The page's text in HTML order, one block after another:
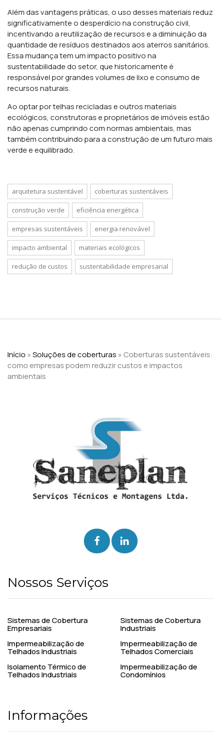
Além das vantagens práticas, o uso desses materiais reduz
significativamente o desperdício na construção civil,
incentivando a reutilização de recursos e a diminuição da
quantidade de resíduos destinados aos aterros sanitários.
Essa mudança tem um impacto positivo na
sustentabilidade do setor, que historicamente é
responsável por grandes volumes de lixo e consumo de
recursos naturais.
Ao optar por telhas recicladas e outros materiais
ecológicos, construtoras e proprietários de imóveis estão
não apenas cumprindo com normas ambientais, mas
também contribuindo para a construção de um futuro mais
verde e equilibrado.
arquitetura sustentável coberturas sustentáveis
construção verde eficiência energética
empresas sustentáveis energia renovável
impacto ambiental materiais ecológicos
redução de custos sustentabilidade empresarial
Início »Soluções de coberturas » Coberturas sustentáveis:
como empresas podem reduzir custos e impactos
ambientais
Nossos Serviços
Sistemas de Cobertura
Empresariais
Sistemas de Cobertura
Industriais
Impermeabilização de
Telhados Industriais
Impermeabilização de
Telhados Comerciais
Isolamento Térmico de
Telhados Industriais
Impermeabilização de
Condomínios
Informações